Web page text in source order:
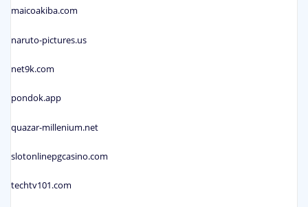
maicoakiba.com
naruto-pictures.us
net9k.com
pondok.app
quazar-millenium.net
slotonlinepgcasino.com
techtv101.com